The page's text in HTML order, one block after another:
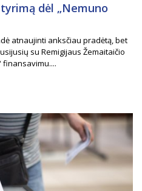
dėl „Nemuno
atnaujinti anksčiau pradėtą, bet
su Remigijaus Žemaitaičio
finansavimu....